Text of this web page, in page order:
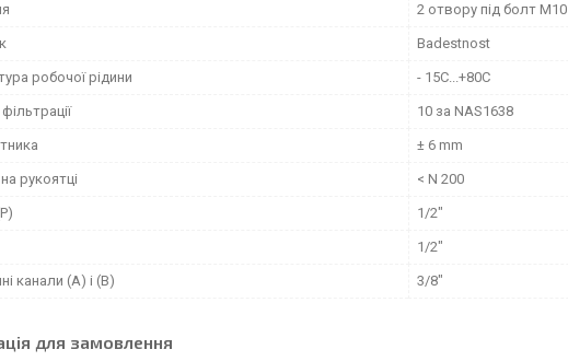
2 отвору під болт M10
Вadestnost
робочої рідини - 15C...+80C
10 за NAS1638
± 6 mm
рукоятці < N 200
1/2"
1/2"
канали (А) і (В) 3/8"
для замовлення